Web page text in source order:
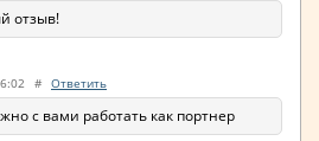
отзыв!
# Ответить
с вами работать как портнер